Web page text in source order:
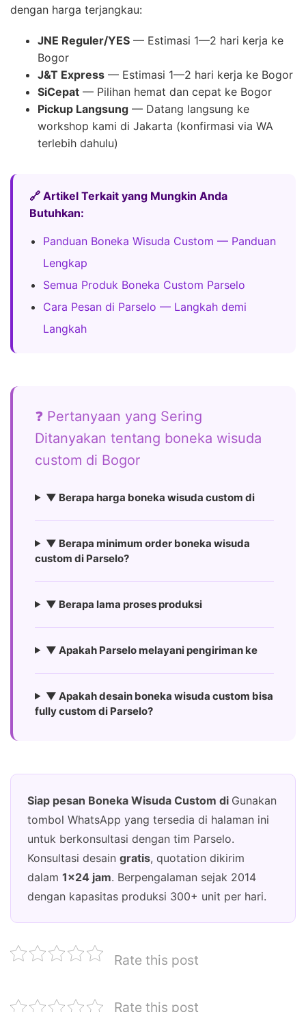
dengan harga terjangkau:
JNE Reguler/YES — Estimasi 1—2 hari kerja ke
Bogor
J&T Express — Estimasi 1—2 hari kerja ke Bogor
SiCepat — Pilihan hemat dan cepat ke Bogor
Pickup Langsung — Datang langsung ke
workshop kami di Jakarta (konfirmasi via WA
terlebih dahulu)
🔗 Artikel Terkait yang Mungkin Anda
Butuhkan:
Panduan Boneka Wisuda Custom — Panduan
Lengkap
Semua Produk Boneka Custom Parselo
Cara Pesan di Parselo — Langkah demi
Langkah
❓ Pertanyaan yang Sering
Ditanyakan tentang boneka wisuda
custom di Bogor
▼ Berapa harga boneka wisuda custom di
▼ Berapa minimum order boneka wisuda
custom di Parselo?
▼ Berapa lama proses produksi
▼ Apakah Parselo melayani pengiriman ke
▼ Apakah desain boneka wisuda custom bisa
fully custom di Parselo?
Siap pesan Boneka Wisuda Custom di Gunakan
tombol WhatsApp yang tersedia di halaman ini
untuk berkonsultasi dengan tim Parselo.
Konsultasi desain gratis, quotation dikirim
dalam 1×24 jam. Berpengalaman sejak 2014
dengan kapasitas produksi 300+ unit per hari.
Rate this post
Rate this post